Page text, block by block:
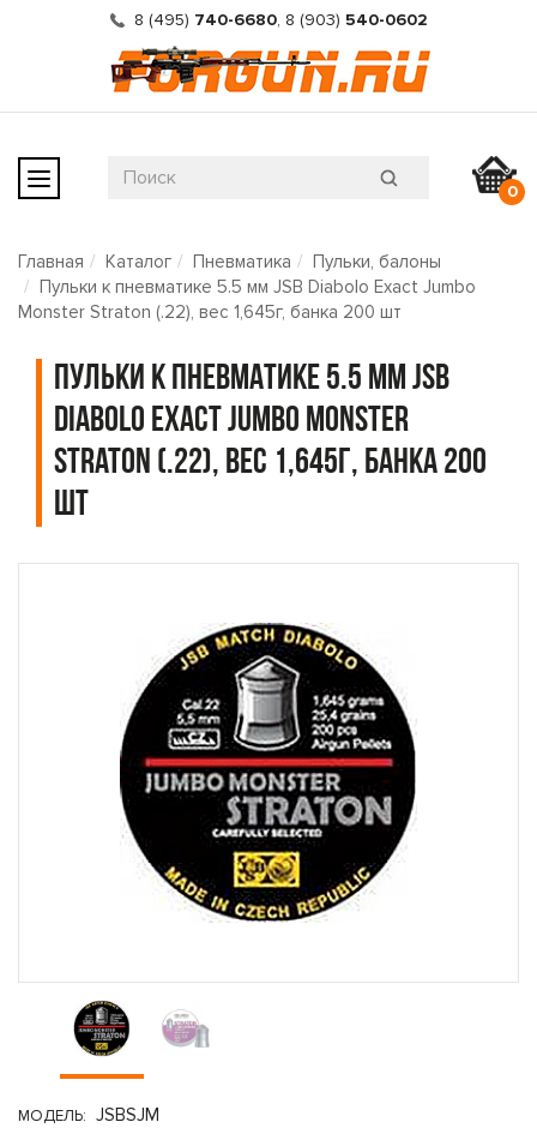
8 (495) 740-6680, 8 (903) 540-0602
0
Главная Каталог Пневматика
Пульки, балоны
Пульки к пневматике 5.5 мм JSB Diabolo Exact Jumbo
Monster Straton (.22), вес 1,645г, банка 200 шт
Пульки к пневматике 5.5 мм JSB
Diabolo Exact Jumbo Monster
Straton (.22), вес 1,645г, банка 200
шт
МОДЕЛЬ: JSBSJM